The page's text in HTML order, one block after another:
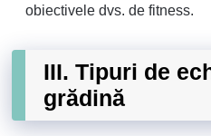
obiectivele dvs. de fitness.
III. Tipuri de
grădină